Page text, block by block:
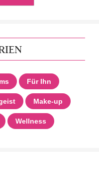
Für Ihn
Make-up
Wellness